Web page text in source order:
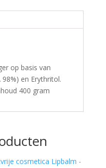
op basis van
98%) en Erythritol.
400 gram